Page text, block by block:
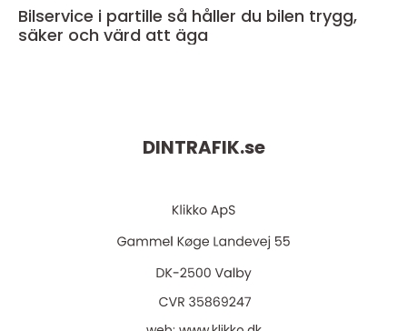
Bilservice i partille så håller du bilen trygg,
säker och värd att äga
DINTRAFIK.se